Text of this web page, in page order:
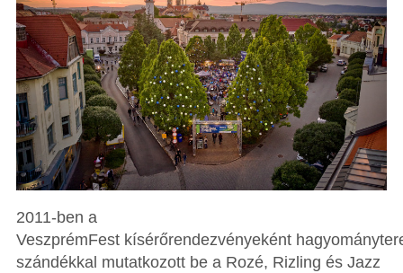
2011-ben a
VeszprémFest kísérőrendezvényeként
szándékkal mutatkozott be a Rozé, Rizling és Jazz